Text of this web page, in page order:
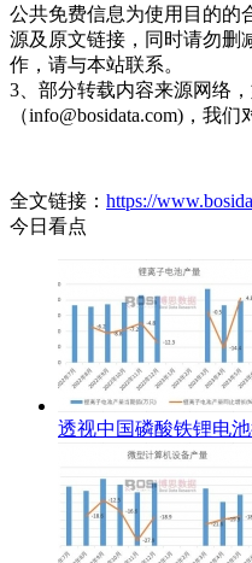
公共免费信息为使用目的的
源及原文链接，同时请勿删
作，请与本站联系。
3、部分转载内容来源网络
（info@bosidata.com)，我
全文链接： https://
今日看点
透视中国磷酸铁锂电